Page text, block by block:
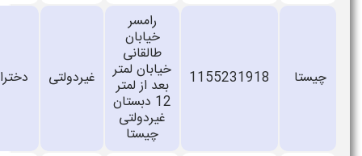
چیستا 1155231918
رامسر
خیابان
طالقانی
خیابان لمتر
بعد از لمتر
12 دبستان
غیردولتی
چیستا
غیردولتی دخترانه